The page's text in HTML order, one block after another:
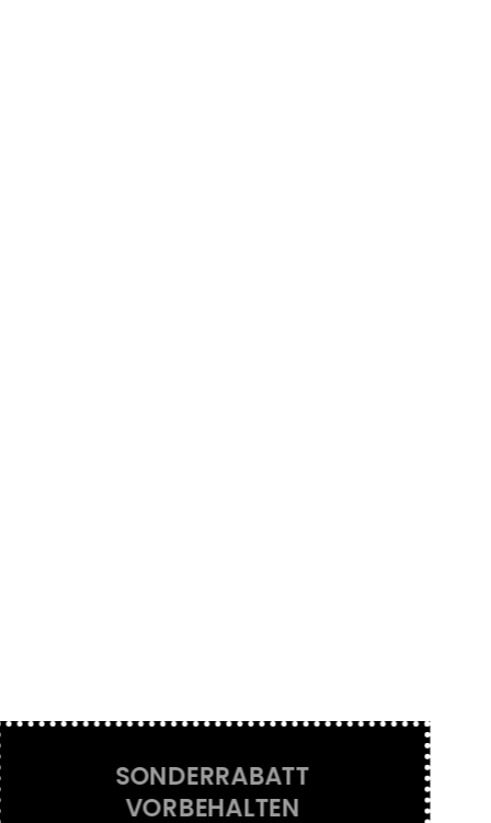
SONDERRABATT
VORBEHALTEN